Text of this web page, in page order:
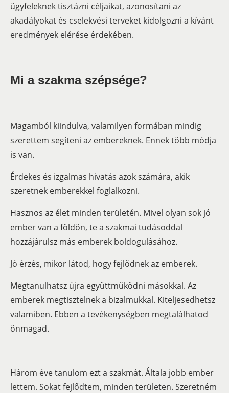
ügyfeleknek tisztázni céljaikat, azonosítani az
akadályokat és cselekvési terveket kidolgozni a kívánt
eredmények elérése érdekében.
Mi a szakma szépsége?
Magamból kiindulva, valamilyen formában mindig
szerettem segíteni az embereknek. Ennek több módja
is van.
Érdekes és izgalmas hivatás azok számára, akik
szeretnek emberekkel foglalkozni.
Hasznos az élet minden területén. Mivel olyan sok jó
ember van a földön, te a szakmai tudásoddal
hozzájárulsz más emberek boldogulásához.
Jó érzés, mikor látod, hogy fejlődnek az emberek.
Megtanulhatsz újra együttműködni másokkal. Az
emberek megtisztelnek a bizalmukkal. Kiteljesedhetsz
valamiben. Ebben a tevékenységben megtalálhatod
önmagad.
Három éve tanulom ezt a szakmát. Általa jobb ember
lettem. Sokat fejlődtem, minden területen. Szeretném